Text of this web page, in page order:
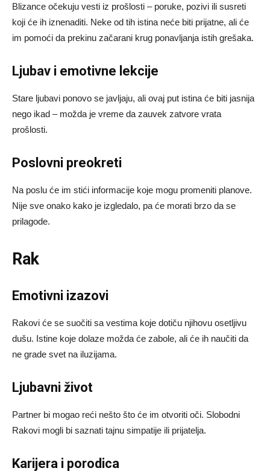
Blizance očekuju vesti iz prošlosti – poruke, pozivi ili susreti
koji će ih iznenaditi. Neke od tih istina neće biti prijatne, ali će
im pomoći da prekinu začarani krug ponavljanja istih grešaka.
Ljubav i emotivne lekcije
Stare ljubavi ponovo se javljaju, ali ovaj put istina će biti jasnija
nego ikad – možda je vreme da zauvek zatvore vrata
prošlosti.
Poslovni preokreti
Na poslu će im stići informacije koje mogu promeniti planove.
Nije sve onako kako je izgledalo, pa će morati brzo da se
prilagode.
Rak
Emotivni izazovi
Rakovi će se suočiti sa vestima koje dotiču njihovu osetljivu
dušu. Istine koje dolaze možda će zabole, ali će ih naučiti da
ne grade svet na iluzijama.
Ljubavni život
Partner bi mogao reći nešto što će im otvoriti oči. Slobodni
Rakovi mogli bi saznati tajnu simpatije ili prijatelja.
Karijera i porodica